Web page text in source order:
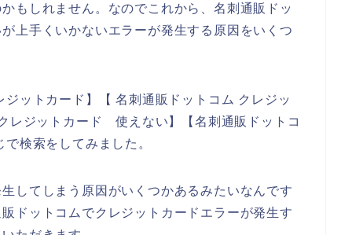
もしれません。なのでこれから、名刺通販ドッ
上手くいかないエラーが発生する原因をいくつ
ットカード】【 名刺通販ドットコム クレジッ
ジットカード 使えない】【名刺通販ドットコ
検索をしてみました。
してしまう原因がいくつかあるみたいなんです
ドットコムでクレジットカードエラーが発生す